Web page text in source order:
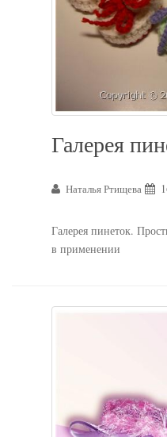
Галерея
Наталья Ртищева
Галерея пинеток.
в применении